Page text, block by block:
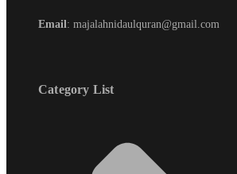
Email: majalahnidaulquran@gmail.com
Category List